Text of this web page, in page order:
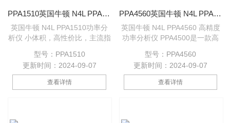
PPA1510英国牛顿 N4L PPA1510功率分析仪
英国牛顿 N4L PPA1510功率分
析仪 小体积，高性价比，主流指
PPA1510HC PPA1520
PPA1520HC PPA1530
PPA1530HC
型号：PPA1510
更新时间：2024-09-07
查看详情
PPA4560英国牛顿 N4L PPA4560 高精度功率分析仪
英国牛顿 N4L PPA4560 高精度
功率分析仪 PPA4500是一款高
如变压器损耗测试和PWM逆变
器电机分析等应用PPA4540
PPA4550 PPA4560
型号：PPA4560
更新时间：2024-09-07
查看详情